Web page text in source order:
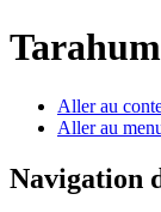
Aller au
Aller au
Navigation